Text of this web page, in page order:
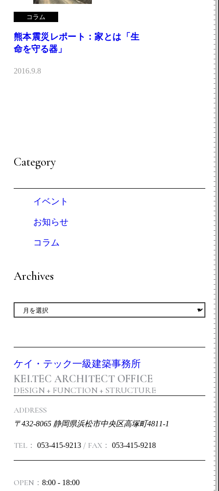
コラム
熊本震災レポート：家とは「生
命を守る器」
2016.9.8
Category
イベント
お知らせ
コラム
Archives
ケイ・テック一級建築事務所
KEI.TEC ARCHITECT OFFICE
DESIGN + FUNCTION + STRUCTURE
ADDRESS
〒432-8065 静岡県浜松市中央区高塚町4811-1
TEL： 053-415-9213 / FAX： 053-415-9218
OPEN： 8:00 - 18:00